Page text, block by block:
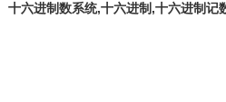
十六进制数系统,十六进制,十六进制记